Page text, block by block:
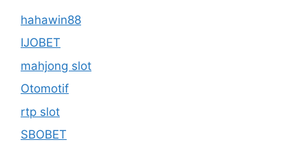
hahawin88
IJOBET
mahjong slot
Otomotif
rtp slot
SBOBET